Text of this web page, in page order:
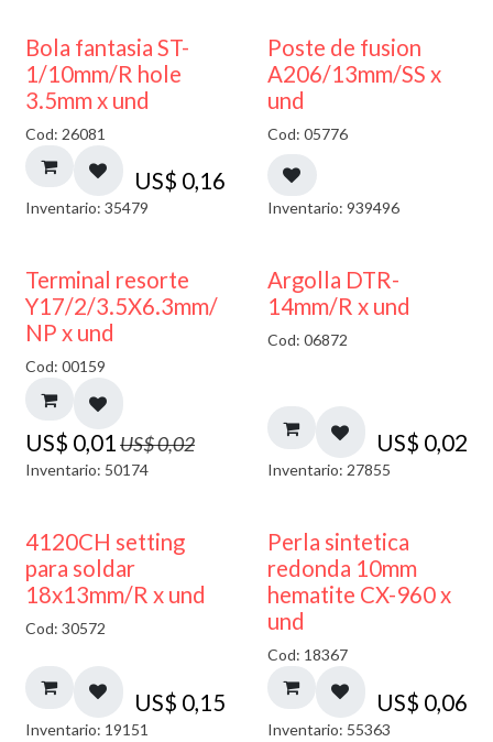
Bola fantasia ST-
1/10mm/R hole
3.5mm x und
Cod: 26081
US$ 0,16
Inventario: 35479
Poste de fusion
A206/13mm/SS x
und
Cod: 05776
Inventario: 939496
50% DESCUENTO
Terminal resorte
Y17/2/3.5X6.3mm/
NP x und
Cod: 00159
US$ 0,01 US$0,02
Inventario: 50174
Argolla DTR-
14mm/R x und
Cod: 06872
US$ 0,02
Inventario: 27855
4120CH setting
para soldar
18x13mm/R x und
Cod: 30572
US$ 0,15
Inventario: 19151
Perla sintetica
redonda 10mm
hematite CX-960 x
und
Cod: 18367
US$ 0,06
Inventario: 55363